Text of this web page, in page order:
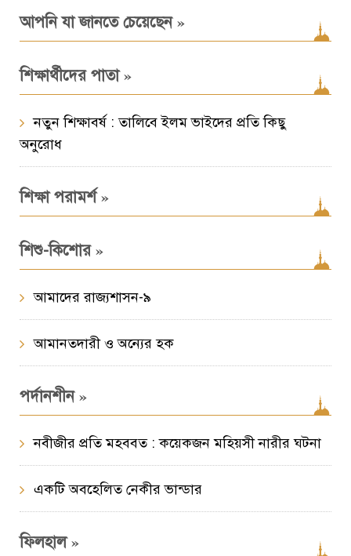
আপনি যা জানতে চেয়েছেন »
শিক্ষার্থীদের পাতা»
নতুন শিক্ষাবর্ষ : তালিবে ইলম ভাইদের প্রতি কিছু
অনুরোধ
শিক্ষা পরামর্শ»
শিশু-কিশোর »
আমাদের রাজ্যশাসন-৯
আমানতদারী ও অন্যের হক
পর্দানশীন »
নবীজীর প্রতি মহববত : কয়েকজন মহিয়সী নারীর ঘটনা
একটি অবহেলিত নেকীর ভান্ডার
ফিলহাল»